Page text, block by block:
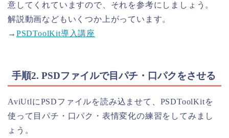
意してくれていますので、それを参考にしましょう。
解説動画などもいくつか上がっています。
→ PSDToolKit導入講座
手順2. PSDファイルで目パチ・口パクをさせる
AviUtlにPSDファイルを読み込ませて、PSDToolKitを
使って目パチ・口パク・表情変化の練習をしてみまし
ょう。